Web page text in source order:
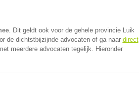
. Dit geldt ook voor de gehele provincie Luik
de dichtstbijzijnde advocaten of ga naar direct
meerdere advocaten tegelijk. Hieronder